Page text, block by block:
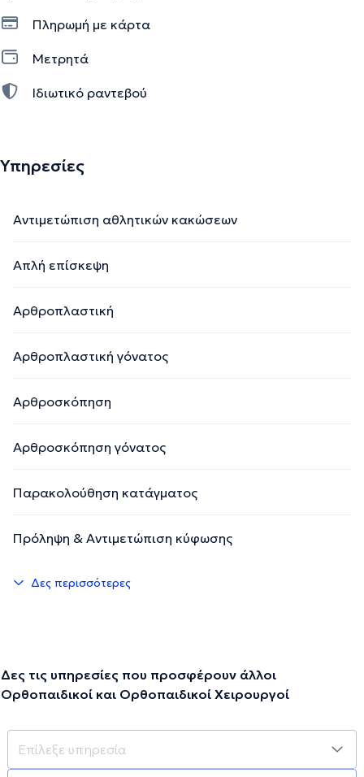
Πληρωμή με κάρτα
Μετρητά
Ιδιωτικό ραντεβού
Υπηρεσίες
Αντιμετώπιση αθλητικών κακώσεων
Απλή επίσκεψη
Αρθροπλαστική
Αρθροπλαστική γόνατος
Αρθροσκόπηση
Αρθροσκόπηση γόνατος
Παρακολούθηση κατάγματος
Πρόληψη & Αντιμετώπιση κύφωσης
Δες περισσότερες
Δες τις υπηρεσίες που προσφέρουν άλλοι
Ορθοπαιδικοί και Ορθοπαιδικοί Χειρουργοί